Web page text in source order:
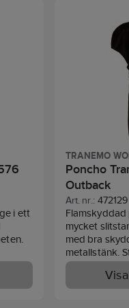
i ett
TRANEMO
Poncho
Outback
Art. nr.: 472129
mycket
med bra
metallstänk.
mjukt tyg
få extra